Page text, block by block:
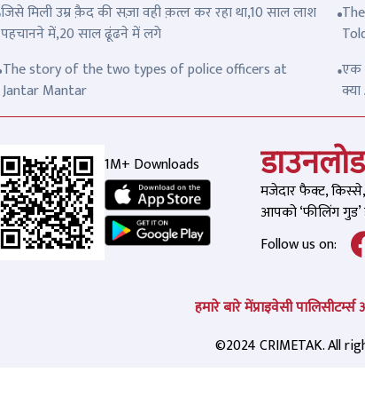
जिसे मिली उम्र क़ैद की सज़ा वही क़त्ल कर रहा था,10 साल लाश
पहचानने में,20 साल ढूंढने में लगे
The story of the two types of police officers at
Jantar Mantar
एक
1M+ Downloads
मजेदार फैक्ट,
आपको ‘फीलिंग
Follow us on:
हमारे बारे मेंप्राइवेसी पालिसी
©2024 CRIMETAK. All